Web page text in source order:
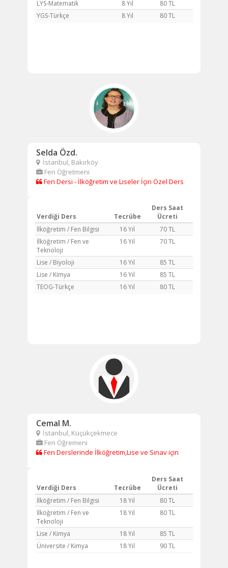
LYS-Matematik 8 Yıl
80 TL
YGS-Türkçe
8 Yıl 80 TL
Selda Özd.
İstanbul, Bakırköy
Fen Öğretmeni
Fen Dersi - İlköğretim ve Liseler İçin Özel Ders
Verdiği Ders Tecrübe
Ders Saat
Ücreti
İlköğretim / Fen Bilgisi
16 Yıl
70 TL
İlköğretim / Fen ve
Teknoloji
16 Yıl 70 TL
Lise / Biyoloji 16 Yıl
85 TL
Lise / Kimya
16 Yıl
85 TL
TEOG-Türkçe
16 Yıl 80 TL
Cemal M.
İstanbul, Küçükçekmece
Fen Öğremeni
Fen Derslerinde İlköğretim,Lise ve Sınav için
Verdiği Ders Tecrübe
Ders Saat
Ücreti
İlköğretim / Fen Bilgisi
18 Yıl
80 TL
İlköğretim / Fen ve
Teknoloji
18 Yıl 80 TL
Lise / Kimya 18 Yıl
85 TL
Üniversite / Kimya
18 Yıl 90 TL